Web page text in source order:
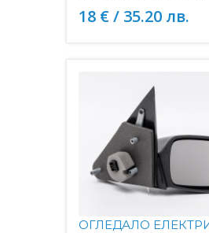
18 € / 35.20 лв.
ОГЛЕДАЛО